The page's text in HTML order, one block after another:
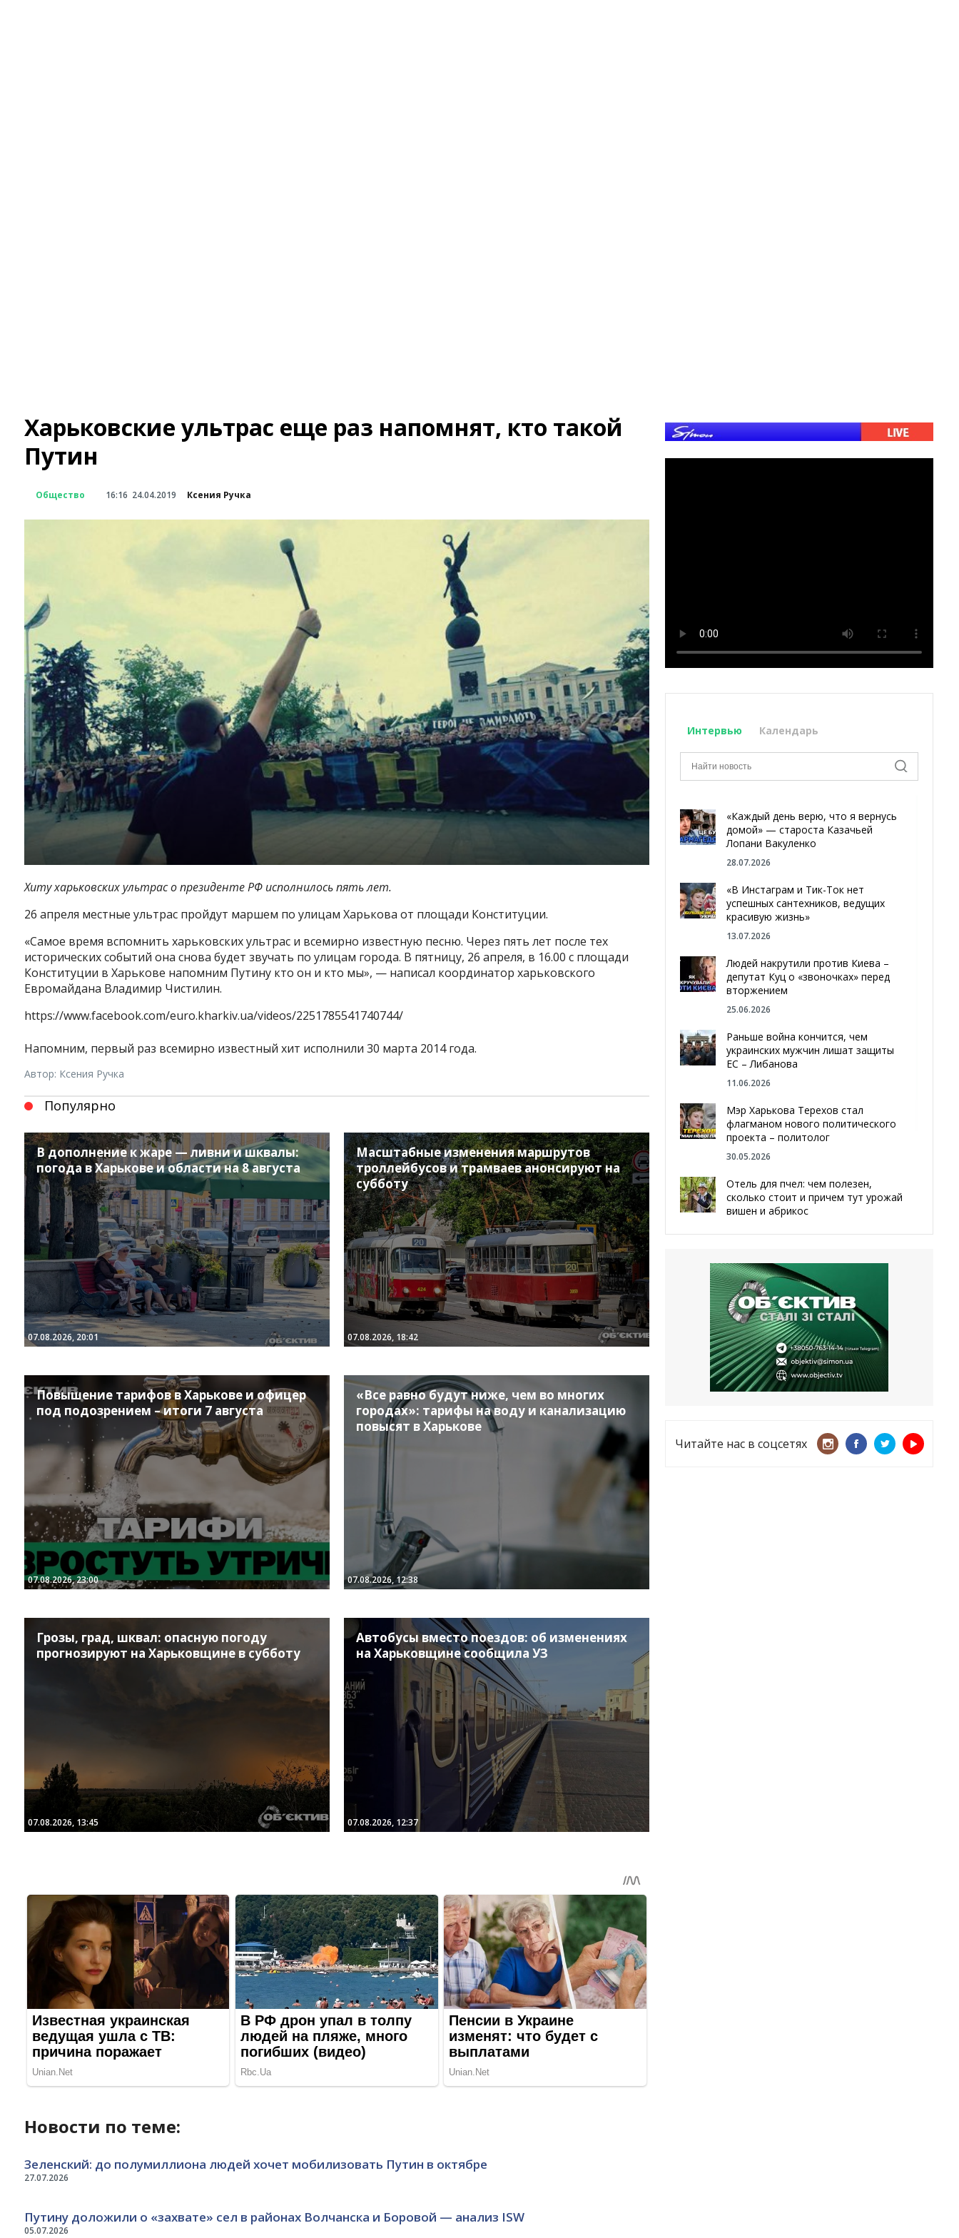
Харьковские ультрас еще раз напомнят, кто такой
Путин
Общество 16:16 24.04.2019 Ксения Ручка
Хиту харьковских ультрас о президенте РФ исполнилось пять лет.
26 апреля местные ультрас пройдут маршем по улицам Харькова от площади Конституции.
«Самое время вспомнить харьковских ультрас и всемирно известную песню. Через пять лет после тех
исторических событий она снова будет звучать по улицам города. В пятницу, 26 апреля, в 16.00 с площади
Конституции в Харькове напомним Путину кто он и кто мы», — написал координатор харьковского
Евромайдана Владимир Чистилин.
https://www.facebook.com/euro.kharkiv.ua/videos/2251785541740744/
Напомним, первый раз всемирно известный хит исполнили 30 марта 2014 года.
Автор: Ксения Ручка
Популярно
В дополнение к жаре — ливни и шквалы:
погода в Харькове и области на 8 августа
07.08.2026, 20:01
Масштабные изменения маршрутов
троллейбусов и трамваев анонсируют на
субботу
07.08.2026, 18:42
Повышение тарифов в Харькове и офицер
под подозрением – итоги 7 августа
07.08.2026, 23:00
«Все равно будут ниже, чем во многих
городах»: тарифы на воду и канализацию
повысят в Харькове
07.08.2026, 12:38
Грозы, град, шквал: опасную погоду
прогнозируют на Харьковщине в субботу
07.08.2026, 13:45
Автобусы вместо поездов: об изменениях
на Харьковщине сообщила УЗ
07.08.2026, 12:37
Новости по теме:
27.07.2026
Зеленский: до полумиллиона людей хочет мобилизовать Путин в октябре
05.07.2026
Путину доложили о «захвате» сел в районах Волчанска и Боровой — анализ ISW
Интервью Календарь
«Каждый день верю, что я вернусь
домой» — староста Казачьей
Лопани Вакуленко
28.07.2026
«В Инстаграм и Тик-Ток нет
успешных сантехников, ведущих
красивую жизнь»
13.07.2026
Людей накрутили против Киева –
депутат Куц о «звоночках» перед
вторжением
25.06.2026
Раньше война кончится, чем
украинских мужчин лишат защиты
ЕС – Либанова
11.06.2026
Мэр Харькова Терехов стал
флагманом нового политического
проекта – политолог
30.05.2026
Отель для пчел: чем полезен,
сколько стоит и причем тут урожай
вишен и абрикос
Чугуева, города, который устоял,
несмотря ни на что
21.05.2026
«ТЦК нарушает закон? Пусть
платят!» Как благодаря штрафу
женщину сняли с учета
15.05.2026
Читайте нас в соцсетях
InstagramFacebook
TwitterYoutube